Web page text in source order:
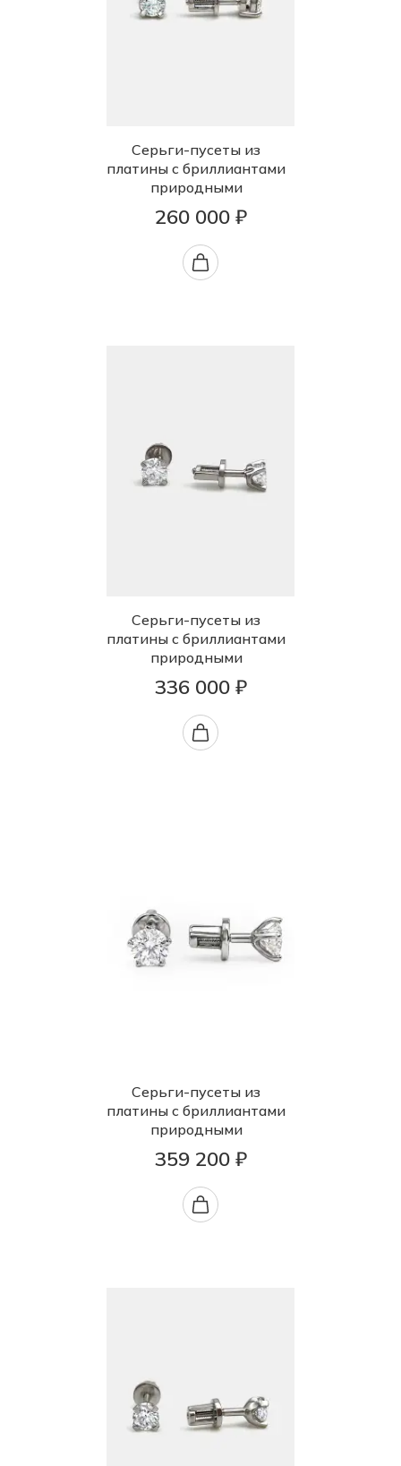
Серьги-пусеты из
платины с бриллиантами
природными
260 000 ₽
Серьги-пусеты из
платины с бриллиантами
природными
336 000 ₽
Серьги-пусеты из
платины с бриллиантами
природными
359 200 ₽